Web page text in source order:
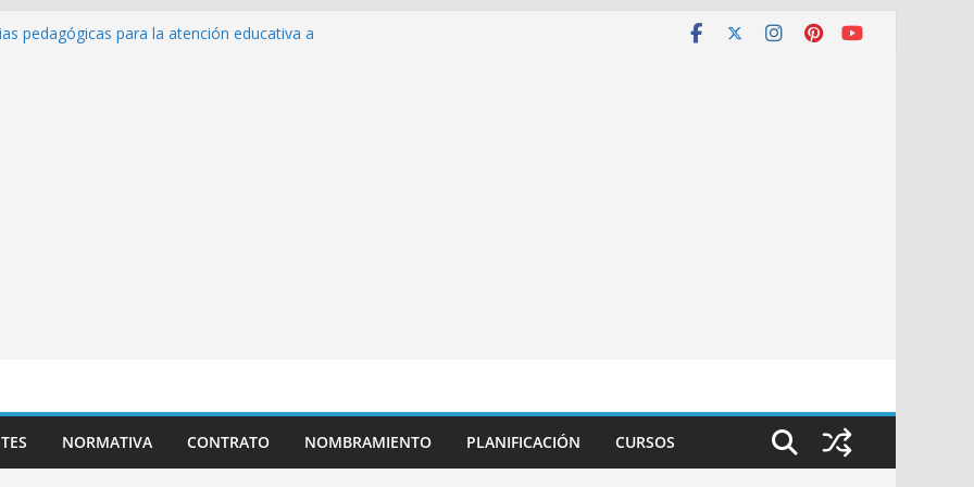
pedagógicas para la atención educativa a
NORMATIVA CONTRATO NOMBRAMIENTO PLANIFICACIÓN CURSOS